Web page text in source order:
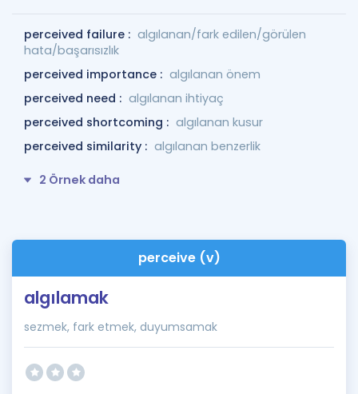
perceived failure : algılanan/fark edilen/görülen
hata/başarısızlık
perceived importance : algılanan önem
perceived need : algılanan ihtiyaç
perceived shortcoming : algılanan kusur
perceived similarity : algılanan benzerlik
2 Örnek daha
perceive (v)
algılamak
sezmek, fark etmek, duyumsamak